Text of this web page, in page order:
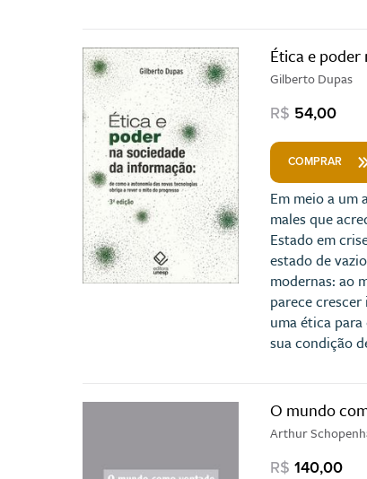
Ética e poder
Gilberto Dupas
R$ 54,00
COMPRAR
Em meio a um
males que
Estado em
estado de
modernas: ao
parece
uma ética
sua condição
O mundo
Arthur
R$ 140,00